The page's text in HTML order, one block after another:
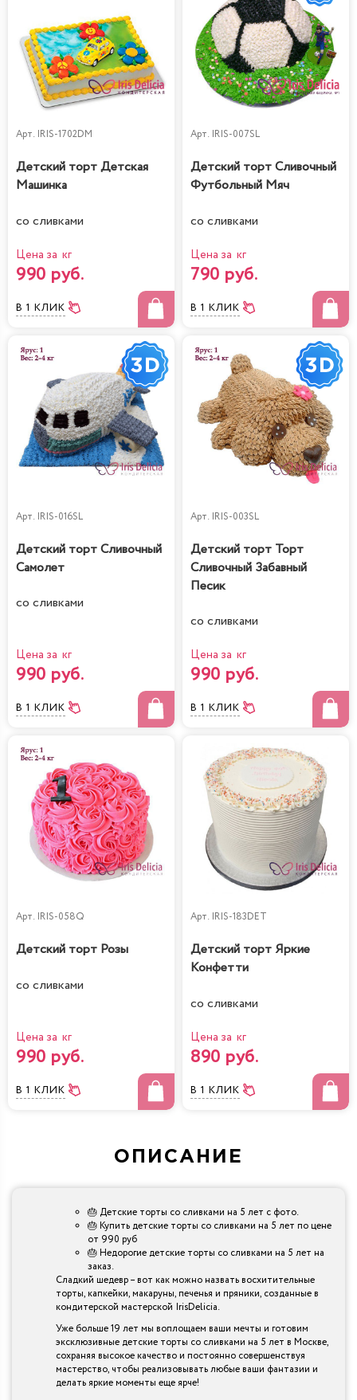
Арт. IRIS-1702DM
Детский торт Детская
Машинка
со сливками
Цена за кг
990 руб.
В 1 КЛИК
Арт. IRIS-007SL
Детский торт Сливочный
Футбольный Мяч
со сливками
Цена за кг
790 руб.
В 1 КЛИК
Арт. IRIS-016SL
Детский торт Сливочный
Самолет
со сливками
Цена за кг
990 руб.
В 1 КЛИК
Арт. IRIS-003SL
Детский торт Торт
Сливочный Забавный
Песик
со сливками
Цена за кг
990 руб.
В 1 КЛИК
Арт. IRIS-058Q
Детский торт Розы
со сливками
Цена за кг
990 руб.
В 1 КЛИК
Арт. IRIS-183DET
Детский торт Яркие
Конфетти
со сливками
Цена за кг
890 руб.
В 1 КЛИК
ОПИСАНИЕ
🎂 Детские торты со сливками на 5 лет с фото.
🎂 Купить детские торты со сливками на 5 лет по цене
от 990 руб
🎂 Недорогие детские торты со сливками на 5 лет на
заказ.
Сладкий шедевр – вот как можно назвать восхитительные
торты, капкейки, макаруны, печенья и пряники, созданные в
кондитерской мастерской IrisDelicia.
Уже больше 19 лет мы воплощаем ваши мечты и готовим
эксклюзивные детские торты со сливками на 5 лет в Москве,
сохраняя высокое качество и постоянно совершенствуя
мастерство, чтобы реализовывать любые ваши фантазии и
делать яркие моменты еще ярче!